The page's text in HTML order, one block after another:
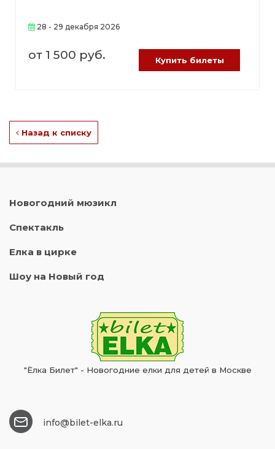
28 - 29 декабря 2026
от 1 500 руб. Купить билеты
Назад к списку
Новогодний мюзикл
Спектакль
Елка в цирке
Шоу на Новый год
"Ёлка Билет" - Новогодние елки для детей в Москве
info@bilet-elka.ru